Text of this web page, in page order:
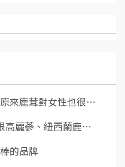
來鹿茸對女性也很⋯
高麗蔘、紐西蘭鹿⋯
的品牌